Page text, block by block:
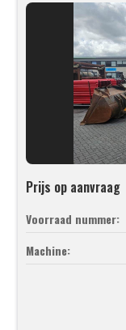
Prijs op aanvraag
Voorraad nummer:
Machine: